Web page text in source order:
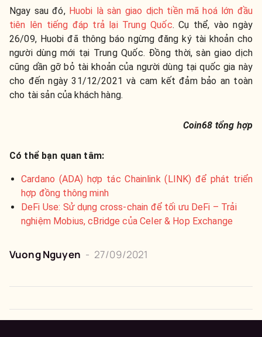
Ngay sau đó, Huobi là sàn giao dịch tiền mã hoá lớn đầu
tiên lên tiếng đáp trả lại Trung Quốc. Cụ thể, vào ngày
26/09, Huobi đã thông báo ngừng đăng ký tài khoản cho
người dùng mới tại Trung Quốc. Đồng thời, sàn giao dịch
cũng dần gỡ bỏ tài khoản của người dùng tại quốc gia này
cho đến ngày 31/12/2021 và cam kết đảm bảo an toàn
cho tài sản của khách hàng.
Coin68 tổng hợp
Có thể bạn quan tâm:
Cardano (ADA) hợp tác Chainlink (LINK) để phát triển
hợp đồng thông minh
DeFi Use: Sử dụng cross-chain để tối ưu DeFi – Trải
nghiệm Mobius, cBridge của Celer & Hop Exchange
Vuong Nguyen - 27/09/2021